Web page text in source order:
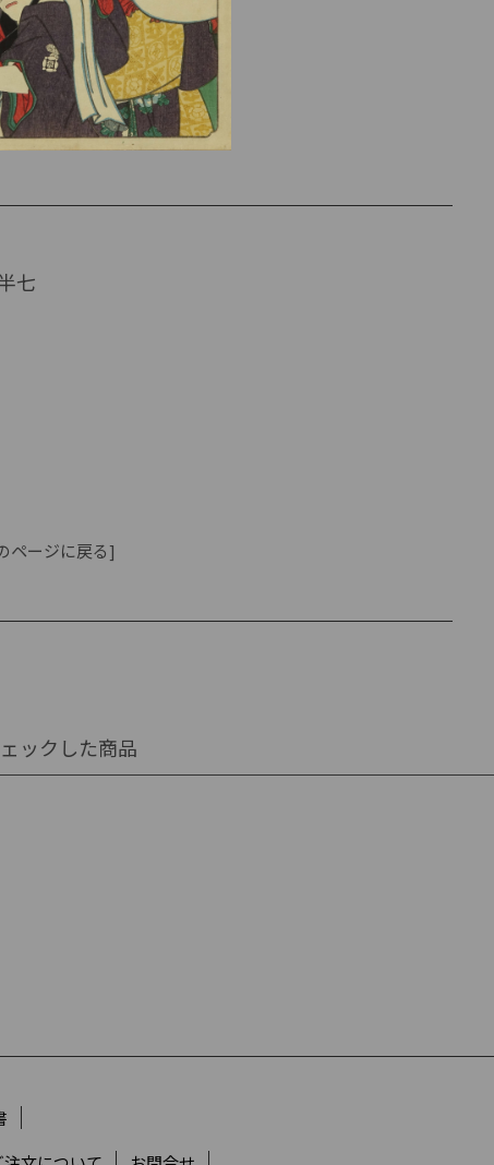
七
ページに戻る]
ックした商品